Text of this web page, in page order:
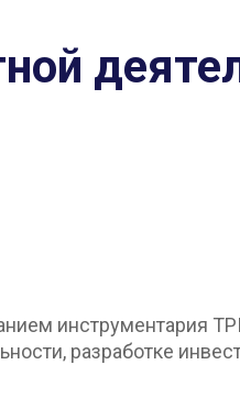
инструментария
разработке